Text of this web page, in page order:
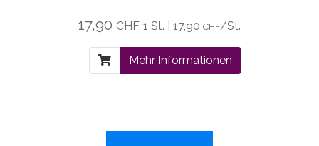
17,90 CHF 1 St. | 17,90 CHF/St.
Mehr Informationen